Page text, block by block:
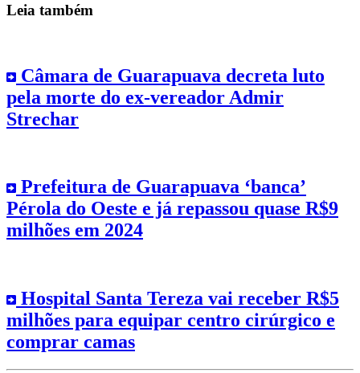
Leia também
Câmara de Guarapuava decreta luto
pela morte do ex-vereador Admir
Strechar
Prefeitura de Guarapuava ‘banca’
Pérola do Oeste e já repassou quase R$9
milhões em 2024
Hospital Santa Tereza vai receber R$5
milhões para equipar centro cirúrgico e
comprar camas